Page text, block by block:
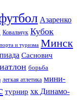
Азаренко
Ковальчук Кубок
и туризма Минск
Саснович
борьба
легкая атлетика мини-
турнир хк Динамо-